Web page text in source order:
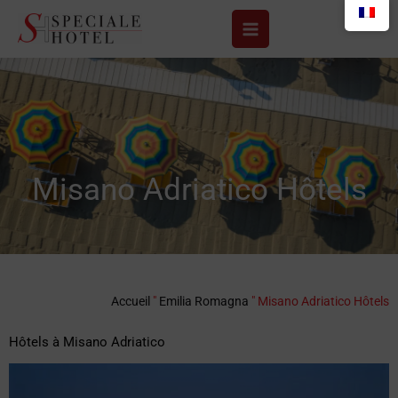
contenu
Misano Adriatico Hôtels
Accueil " Emilia Romagna " Misano Adriatico Hôtels
Hôtels à Misano Adriatico